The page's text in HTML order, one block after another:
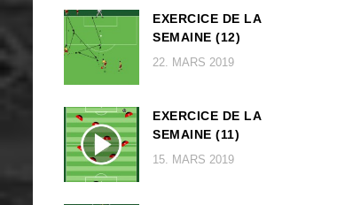
EXERCICE DE LA
SEMAINE (12)
22. MARS 2019
EXERCICE DE LA
SEMAINE (11)
15. MARS 2019